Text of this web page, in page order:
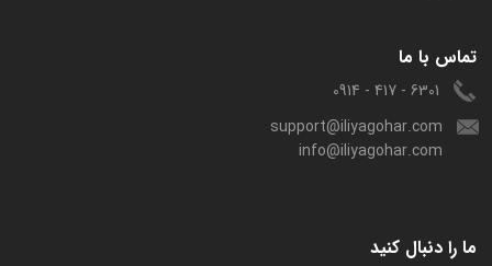
تماس با ما
6301 - 417 - 0914
support@iliyagohar.com
info@iliyagohar.com
ما را دنبال کنید